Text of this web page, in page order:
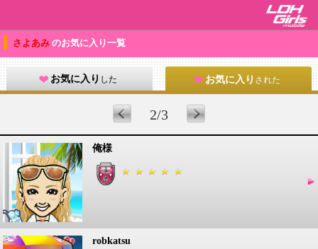
さよあみ のお気に入り一覧
お気に入り した お気に入り された
2/3
俺様
robkatsu